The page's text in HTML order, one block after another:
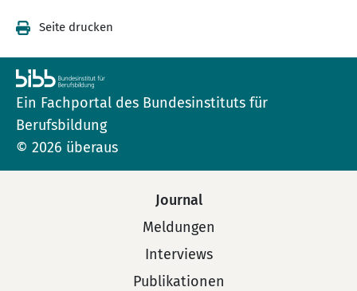
Seite drucken
Ein Fachportal des Bundesinstituts für
Berufsbildung
© 2026 überaus
Journal
Meldungen
Interviews
Publikationen